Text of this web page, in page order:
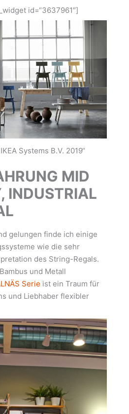
id=“3637961″]
Systems B.V. 2019“
MID
INDUSTRIAL
gelungen finde ich einige
wie die sehr
des String-Regals.
und Metall
Serie ist ein Traum für
und Liebhaber flexibler